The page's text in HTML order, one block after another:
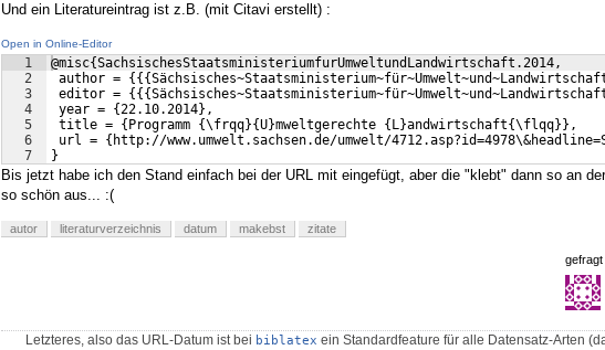
Und ein Literatureintrag ist z.B. (mit Citavi erstellt) :
Open in Online-Editor
1
2
3
4
5
6
7
@misc{SachsischesStaatsministeriumfurUmweltundLandwirtschaft.2014,
author =
editor =
year = {22.10.2014},
title = {Programm {\frqq}{U}mweltgerechte {L}andwirtschaft{\flqq}},
url = {http://www.umwelt.sachsen.de/umwelt/
}
Bis jetzt habe ich den Stand einfach bei der URL mit eingefügt, aber die "klebt" dann so an
so schön aus... :(
autor literaturverzeichnis datum makebst zitate
gefragt
Letzteres, also das URL-Datum ist bei biblatex ein Standardfeature für alle Datensatz-Arten